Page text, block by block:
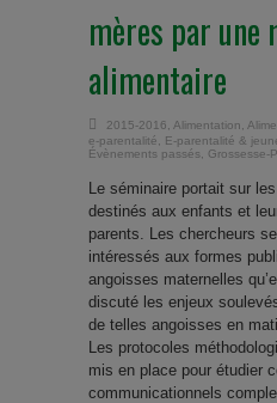
mères par une
alimentaire
2015-2016 Alimentation
e-parentalité
E-parentalité &
Évènements passés
Grossesse-
Le séminaire portait sur
destinés aux enfants et
parents. Les chercheurs
intéressés aux formes
angoisses maternelles
discuté les enjeux
de telles angoisses en
Les protocoles
mis en place pour étudier
communicationnels